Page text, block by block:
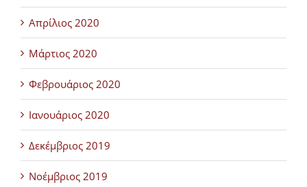
Απρίλιος 2020
Μάρτιος 2020
Φεβρουάριος 2020
Ιανουάριος 2020
Δεκέμβριος 2019
Νοέμβριος 2019